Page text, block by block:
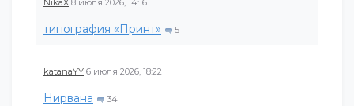
NikaX 8 июля 2026, 14:16
типография «Принт» 5
katanaYY 6 июля 2026, 18:22
Нирвана 34